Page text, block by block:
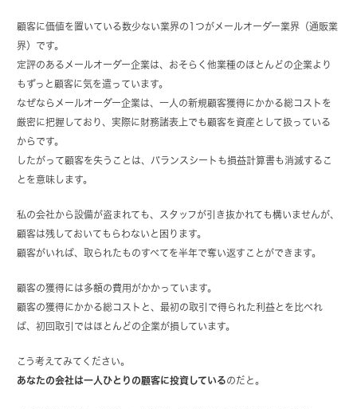
顧客に価値を置いている数少ない業界の1つがメールオーダー業界（通販業
界）です。
定評のあるメールオーダー企業は、おそらく他業種のほとんどの企業より
もずっと顧客に気を遣っています。
なぜならメールオーダー企業は、一人の新規顧客獲得にかかる総コストを
厳密に把握しており、実際に財務諸表上でも顧客を資産として扱っている
からです。
したがって顧客を失うことは、バランスシートも損益計算書も消滅するこ
とを意味します。
私の会社から設備が盗まれても、スタッフが引き抜かれても構いませんが、
顧客は残しておいてもらわないと困ります。
顧客がいれば、取られたものすべてを半年で奪い返すことができます。
顧客の獲得には多額の費用がかかっています。
顧客の獲得にかかる総コストと、最初の取引で得られた利益とを比べれ
ば、初回取引ではほとんどの企業が損しています。
こう考えてみてください。
あなたの会社は一人ひとりの顧客に投資しているのだと。